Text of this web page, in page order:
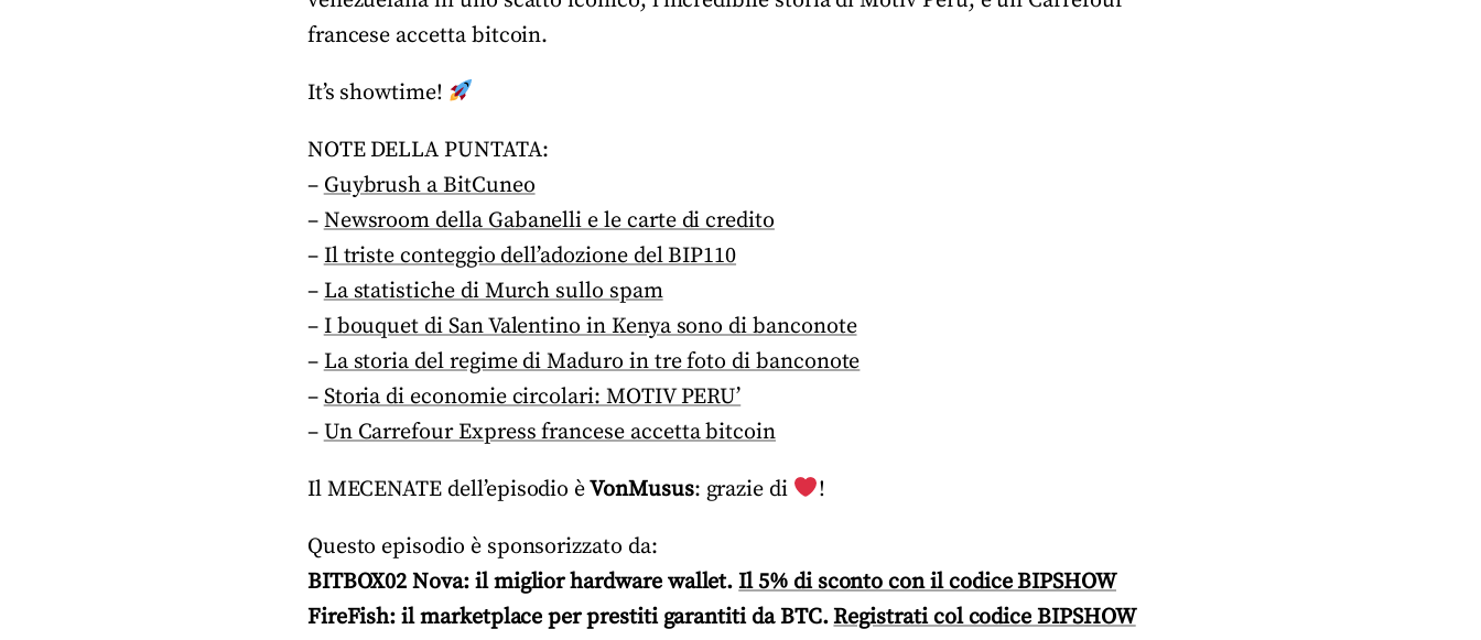
francese accetta bitcoin.
It’s showtime!
NOTE DELLA PUNTATA:
–Guybrush a BitCuneo
–Newsroom della Gabanelli e le carte di credito
–Il triste conteggio dell’adozione del BIP110
–La statistiche di Murch sullo spam
–I bouquet di San Valentino in Kenya sono di banconote
–La storia del regime di Maduro in tre foto di banconote
–Storia di economie circolari: MOTIV PERU’
–Un Carrefour Express francese accetta bitcoin
Il MECENATE dell’episodio èVonMusus: grazie di !
Questo episodio è sponsorizzato da:
BITBOX02 Nova: il miglior hardware wallet.Il 5% di sconto con il codice BIPSHOW
FireFish: il marketplace per prestiti garantiti da BTC.Registrati col codice BIPSHOW